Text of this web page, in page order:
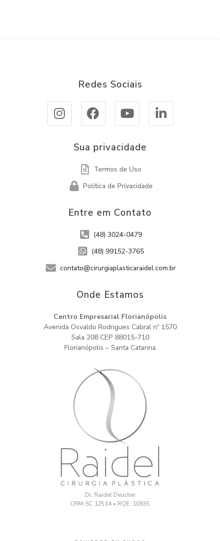
Dr. Raidel Deucher
CRM-SC 12514 • RQE: 10935
Entre em Contato
(48) 3024-0479
(48) 99152-3765
contato@cirurgiaplasticaraidel.com.br
Onde Estamos​
Centro Empresarial Florianópolis
Avenida Osvaldo Rodrigues Cabral nº 1570
Sala 208 CEP 88015-710
Florianópolis – Santa Catarina
Redes Sociais
Sua privacidade
Termos de Uso
Política de Privacidade